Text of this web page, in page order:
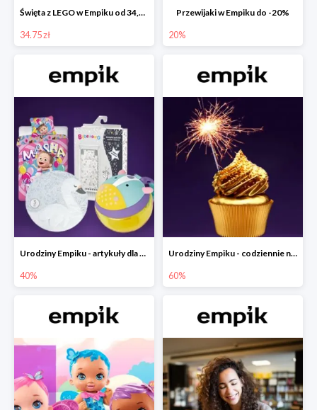
Święta z LEGO w Empiku od 34,75 zł
34.75 zł
Przewijaki w Empiku do -20%
20%
Urodziny Empiku - artykuły dla mamy i dziecka do -40%
40%
Urodziny Empiku - codziennie nowe okazje nawet do -60%
60%